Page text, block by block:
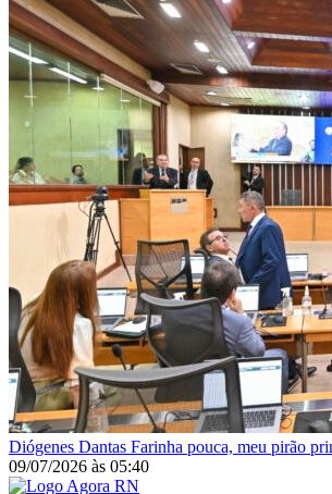
Diógenes Dantas Farinha pouca, meu pirão
09/07/2026 às 05:40